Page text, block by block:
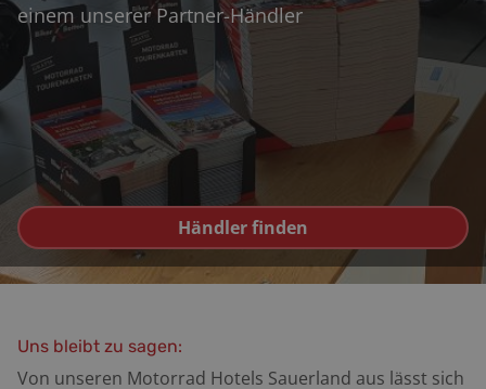
einem unserer Partner-Händler
Händler finden
Uns bleibt zu sagen:
Von unseren Motorrad Hotels Sauerland aus lässt sich